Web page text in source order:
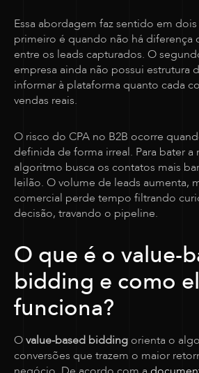
Essa abordagem faz sentido em
primeiro é quando não há diferença
entre os leads capturados. O
empresa ainda não possui estrutura
informar à plataforma quanto cada
vendas reais.
O risco do CPA no B2B ocorre
definida de forma irreal. Para bater
algoritmo busca os contatos mais
leilão. O volume de leads aumenta,
comercial perde tempo filtrando
decisão, travando o pipeline.
O que é o value-
bidding e como
funciona?
Ovalue-based bidding orienta o
conversões que trazem o maior